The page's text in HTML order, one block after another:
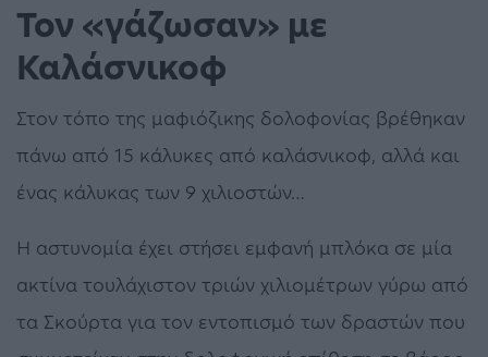
Τον «γάζωσαν» με
Καλάσνικοφ
Στον τόπο της μαφιόζικης δολοφονίας βρέθηκαν
πάνω από 15 κάλυκες από καλάσνικοφ, αλλά και
ένας κάλυκας των 9 χιλιοστών…
Η αστυνομία έχει στήσει εμφανή μπλόκα σε μία
ακτίνα τουλάχιστον τριών χιλιομέτρων γύρω από
τα Σκούρτα για τον εντοπισμό των δραστών που